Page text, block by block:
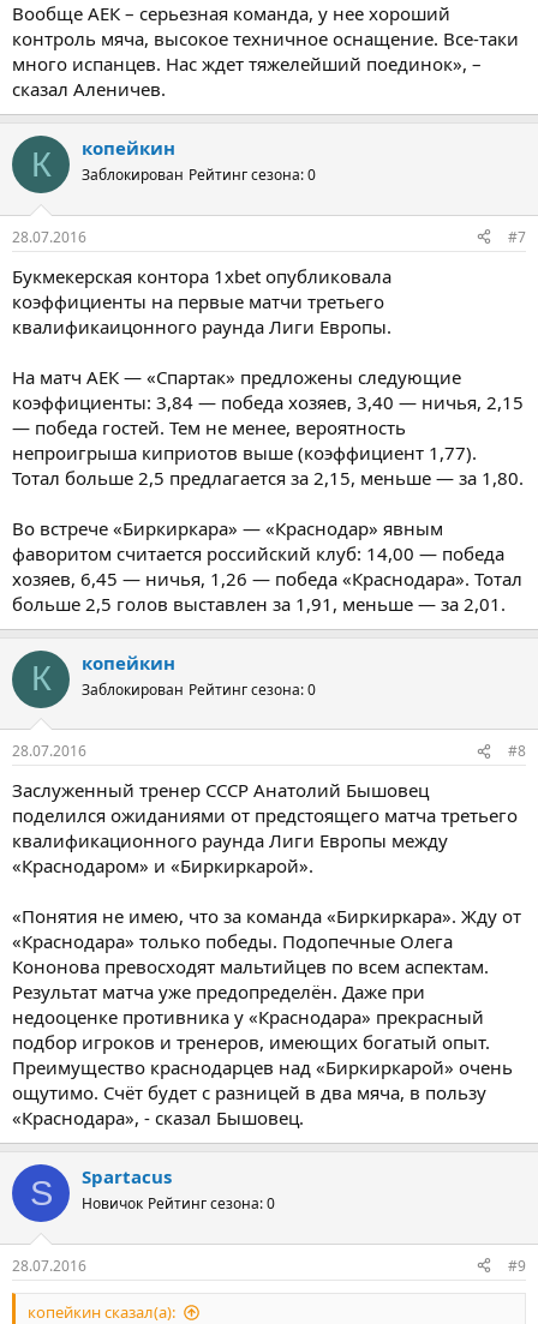
Вообще АЕК – серьезная команда, у нее хороший
контроль мяча, высокое техничное оснащение. Все-таки
много испанцев. Нас ждет тяжелейший поединок», –
сказал Аленичев.
К копейкин
Заблокирован Рейтинг сезона: 0
28.07.2016 #7
Букмекерская контора 1xbet опубликовала
коэффициенты на первые матчи третьего
квалификаицонного раунда Лиги Европы.
На матч АЕК — «Спартак» предложены следующие
коэффициенты: 3,84 — победа хозяев, 3,40 — ничья, 2,15
— победа гостей. Тем не менее, вероятность
непроигрыша киприотов выше (коэффициент 1,77).
Тотал больше 2,5 предлагается за 2,15, меньше — за 1,80.
Во встрече «Биркиркара» — «Краснодар» явным
фаворитом считается российский клуб: 14,00 — победа
хозяев, 6,45 — ничья, 1,26 — победа «Краснодара». Тотал
больше 2,5 голов выставлен за 1,91, меньше — за 2,01.
К копейкин
Заблокирован Рейтинг сезона: 0
28.07.2016 #8
Заслуженный тренер СССР Анатолий Бышовец
поделился ожиданиями от предстоящего матча третьего
квалификационного раунда Лиги Европы между
«Краснодаром» и «Биркиркарой».
«Понятия не имею, что за команда «Биркиркара». Жду от
«Краснодара» только победы. Подопечные Олега
Кононова превосходят мальтийцев по всем аспектам.
Результат матча уже предопределён. Даже при
недооценке противника у «Краснодара» прекрасный
подбор игроков и тренеров, имеющих богатый опыт.
Преимущество краснодарцев над «Биркиркарой» очень
ощутимо. Счёт будет с разницей в два мяча, в пользу
«Краснодара», - сказал Бышовец.
S Spartacus
Новичок Рейтинг сезона: 0
28.07.2016 #9
копейкин сказал(а):